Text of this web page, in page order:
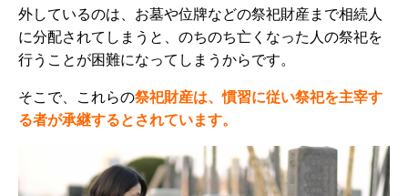
外しているのは、お墓や位牌などの祭祀財産まで相続人
に分配されてしまうと、のちのち亡くなった人の祭祀を
行うことが困難になってしまうからです。
そこで、これらの祭祀財産は、慣習に従い祭祀を主宰す
る者が承継するとされています。